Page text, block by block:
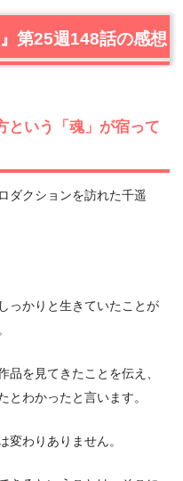
第25週148話の感想
という「魂」が宿って
ダクションを訪れた千遥
っかりと生きていたことが
を見てきたことを伝え、
とわかったと言います。
変わりありません。